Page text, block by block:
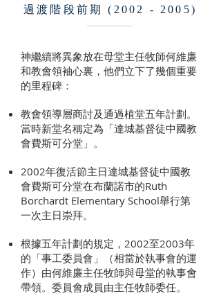
過渡階段前期(2002 - 2005)
神繼續將異象放在母堂主任牧師何維廉
和教會領袖心裏，他們立下了幾個重要
的里程碑：
教會領導層商討及通過植堂五年計劃。
當時新堂名稱定為「達城基督徒中國教
會費斯可分堂」。
2002年復活節主日達城基督徒中國教
會費斯可分堂在布蘭諾市的Ruth
Borchardt Elementary School舉行第
一次主日崇拜。
根據五年計劃的規定，2002至2003年
的「事工委員會」（相當於執事會的運
作）由何維廉主任牧師與母堂的執事會
帶領。委員會成員由主任牧師委任。